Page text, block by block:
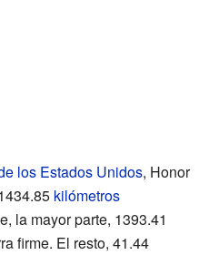
los Estados Unidos, Honor
kilómetros
la mayor parte, 1393.41
firme. El resto, 41.44